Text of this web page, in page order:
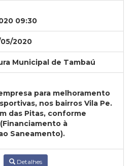
09:30
2020
Municipal de Tambaú
para melhoramento
nos bairros Vila Pe.
das Pitas, conforme
à
Saneamento).
Detalhes